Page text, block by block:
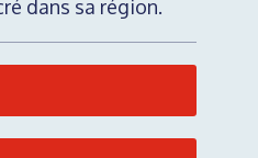
dans sa région.